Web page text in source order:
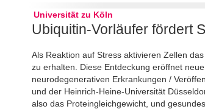
Universität zu Köln
Ubiquitin-Vorläufer fördert
Als Reaktion auf Stress aktivieren Zellen
zu erhalten. Diese Entdeckung eröffnet
neurodegenerativen Erkrankungen /
und der Heinrich-Heine-Universität
also das Proteingleichgewicht, und